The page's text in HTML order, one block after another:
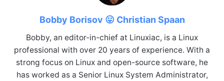
Bobby Borisov 😛 Christian Spaan
Bobby, an editor-in-chief at Linuxiac, is a Linux
professional with over 20 years of experience. With a
strong focus on Linux and open-source software, he
has worked as a Senior Linux System Administrator,